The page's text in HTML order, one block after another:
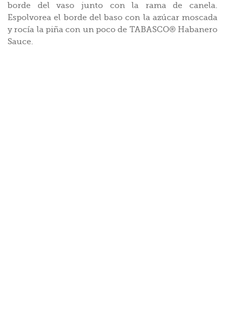
borde del vaso junto con la rama de canela.
Espolvorea el borde del baso con la azúcar moscada
y rocía la piña con un poco de TABASCO® Habanero
Sauce.